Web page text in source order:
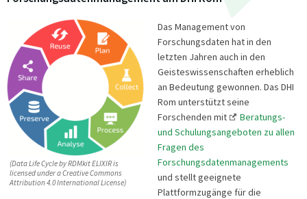
(Data Life Cycle by RDMkit ELIXIR is
licensed under a Creative Commons
Attribution 4.0 International License)
Das Management von
Forschungsdaten hat in den
letzten Jahren auch in den
Geisteswissenschaften erheblich
an Bedeutung gewonnen. Das DHI
Rom unterstützt seine
Forschenden mit
Beratungs-
und Schulungsangeboten zu allen
Fragen des
Forschungsdatenmanagements
und stellt geeignete
Plattformzugänge für die